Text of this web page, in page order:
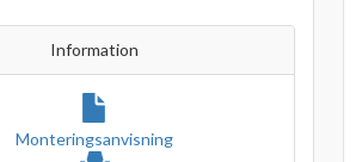
Information
Monteringsanvisning